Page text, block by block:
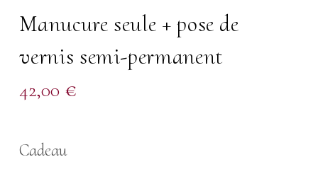
Manucure seule + pose de
vernis semi-permanent
42,00 €
Cadeau